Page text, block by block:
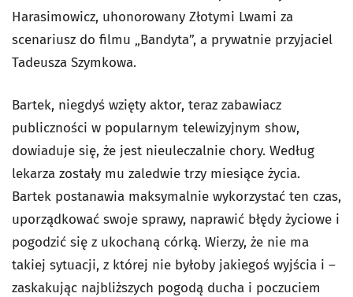
Harasimowicz, uhonorowany Złotymi Lwami za
scenariusz do filmu „Bandyta”, a prywatnie przyjaciel
Tadeusza Szymkowa.
Bartek, niegdyś wzięty aktor, teraz zabawiacz
publiczności w popularnym telewizyjnym show,
dowiaduje się, że jest nieuleczalnie chory. Według
lekarza zostały mu zaledwie trzy miesiące życia.
Bartek postanawia maksymalnie wykorzystać ten czas,
uporządkować swoje sprawy, naprawić błędy życiowe i
pogodzić się z ukochaną córką. Wierzy, że nie ma
takiej sytuacji, z której nie byłoby jakiegoś wyjścia i –
zaskakując najbliższych pogodą ducha i poczuciem